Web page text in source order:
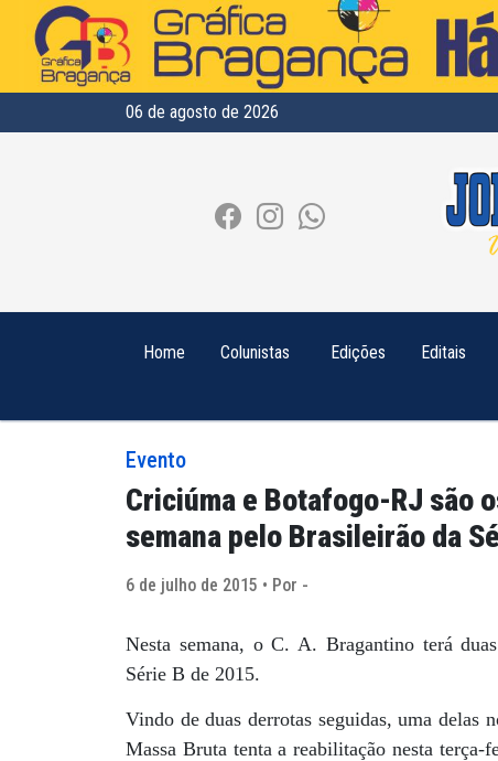
06 de agosto de 2026
Home Colunistas Edições Editais
Evento
Criciúma e Botafogo-RJ são
semana pelo Brasileirão da
6 de julho de 2015 • Por -
Nesta semana, o C. A. Bragantino terá
Série B de 2015.
Vindo de duas derrotas seguidas, uma delas
Massa Bruta tenta a reabilitação nesta